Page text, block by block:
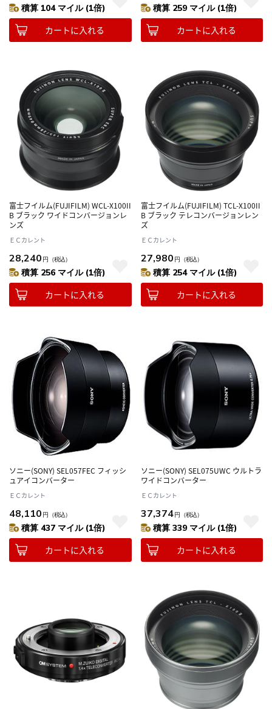
積算 104 マイル (1倍)
カートに入れる
積算 259 マイル (1倍)
カートに入れる
富士フイルム(FUJIFILM) WCL-X100II
B ブラック ワイドコンバージョンレ
ンズ
ＥＣカレント
28,240 円 （税込）
積算 256 マイル (1倍)
カートに入れる
富士フイルム(FUJIFILM) TCL-X100II
B ブラック テレコンバージョンレン
ズ
ＥＣカレント
27,980 円 （税込）
積算 254 マイル (1倍)
カートに入れる
ソニー(SONY) SEL057FEC フィッシ
ュアイコンバーター
ＥＣカレント
48,110 円 （税込）
積算 437 マイル (1倍)
カートに入れる
ソニー(SONY) SEL075UWC ウルトラ
ワイドコンバーター
ＥＣカレント
37,374円 （税込）
積算 339 マイル (1倍)
カートに入れる